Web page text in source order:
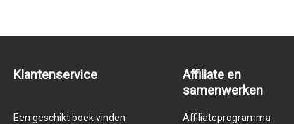
Klantenservice
Een geschikt boek vinden
Affiliate en
samenwerken
Affiliateprogramma